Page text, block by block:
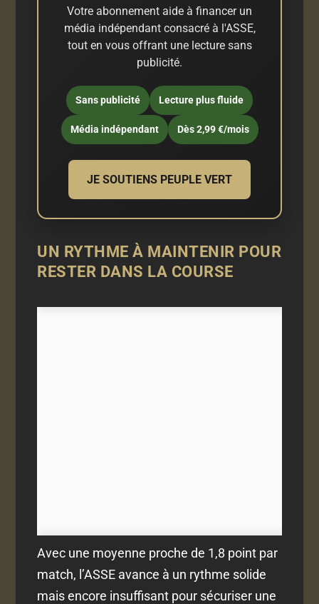
Votre abonnement aide à financer un
média indépendant consacré à l'ASSE,
tout en vous offrant une lecture sans
publicité.
Sans publicité Lecture plus fluide
Média indépendant Dès 2,99 €/mois
JE SOUTIENS PEUPLE VERT
UN RYTHME À MAINTENIR POUR
RESTER DANS LA COURSE
Avec une moyenne proche de 1,8 point par
match, l’ASSE avance à un rythme solide
mais encore insuffisant pour sécuriser une